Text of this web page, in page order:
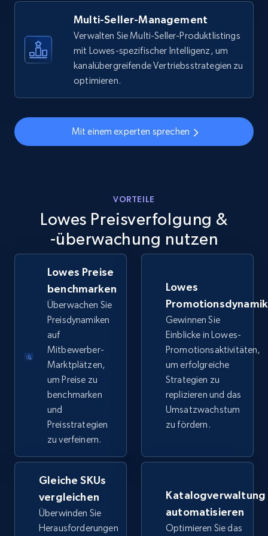
876+ Jetzt anfangen
URL, Final price, Sku, Currency, Gtin,
Specifications, Image urls, Top reviews, and
TikTok Shop
URL, Title, Available, Description, Currency, Initial
price, Final price, Discount percent, and more.
5.4K+ 668+ Jetzt anfangen
TikTok Shop - category
URL, Title, Available, Description, Currency, Initial
price, Final price, Discount percent, and more.
5.4K+ 668+ Jetzt anfangen
TikTok Shop - Collect TikTok shop products
by keywords search
URL, Title, Available, Description, Currency, Initial
Multi-Seller-Management
Verwalten Sie Multi-Seller-Produktlistings
mit Lowes-spezifischer Intelligenz, um
kanalübergreifende Vertriebsstrategien zu
optimieren.
Mit einem experten sprechen
VORTEILE
Lowes Preisverfolgung &
-überwachung nutzen
Lowes Preise
benchmarken
Überwachen Sie
Preisdynamiken
auf
Mitbewerber-
Marktplätzen,
um Preise zu
benchmarken
und
Preisstrategien
zu verfeinern.
Lowes
Gewinnen Sie
Einblicke in Lowes-
Promotionsaktivitäten,
um erfolgreiche
Strategien zu
replizieren und das
Umsatzwachstum
zu fördern.
Gleiche SKUs
vergleichen
Überwinden Sie
Herausforderungen
Katalogverwaltung
automatisieren
Optimieren Sie das